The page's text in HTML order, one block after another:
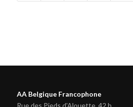
AA Belgique Francophone
Rue des Pieds d'Alouette, 42 b